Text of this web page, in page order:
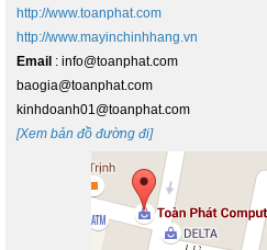
http://www.toanphat.com
http://www.mayinchinhhang.vn
Email : info@toanphat.com
baogia@toanphat.com
kinhdoanh01@toanphat.com
[Xem bản đồ đường đi]